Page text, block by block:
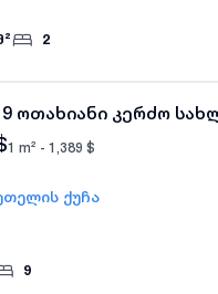
2
ოთახიანი კერძო
1 m² - 1,389 $
ქუჩა
9